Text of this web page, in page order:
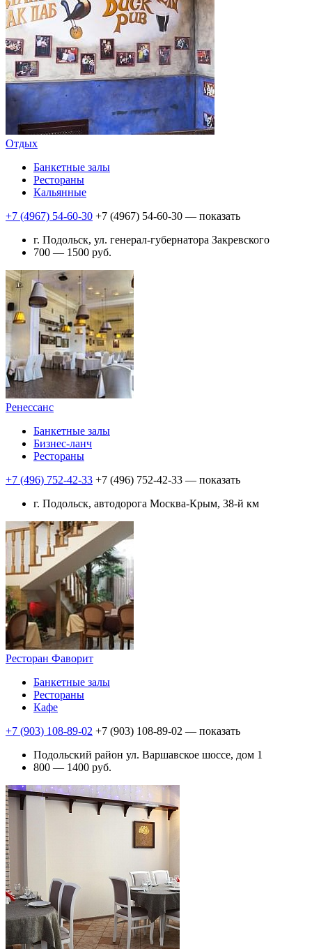
Отдых
Банкетные залы
Рестораны
Кальянные
+7 (4967) 54-60-30 +7 (4967) 54-60-30 — показать
г. Подольск, ул. генерал-губернатора Закревского
700 — 1500 руб.
Ренессанс
Банкетные залы
Бизнес-ланч
Рестораны
+7 (496) 752-42-33 +7 (496) 752-42-33 — показать
г. Подольск, автодорога Москва-Крым, 38-й км
Ресторан Фаворит
Банкетные залы
Рестораны
Кафе
+7 (903) 108-89-02 +7 (903) 108-89-02 — показать
Подольский район ул. Варшавское шоссе, дом 1
800 — 1400 руб.